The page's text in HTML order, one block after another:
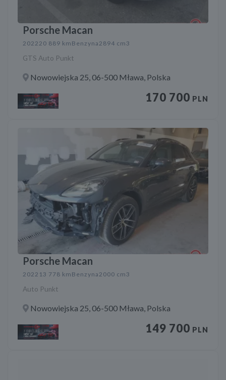
Porsche Macan
202220 889 km Benzyna2894 cm3
GTS Auto Punkt
Nowowiejska 25, 06-500 Mława, Polska
170 700 PLN
Porsche Macan
2022 13 778 km Benzyna2000 cm3
Auto Punkt
Nowowiejska 25, 06-500 Mława, Polska
149 700 PLN